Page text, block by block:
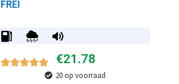
FREI
€21.78
20 op voorraad